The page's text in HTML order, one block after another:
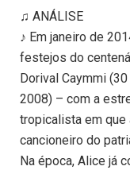
♫ ANÁLISE
♪ Em janeiro de
festejos do
Dorival Caymmi
2008) – com a
tropicalista em que
cancioneiro do
Na época, Alice já